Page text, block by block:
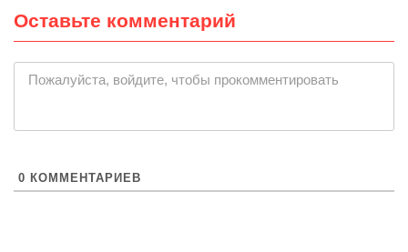
Оставьте комментарий
Пожалуйста, войдите, чтобы прокомментировать
0 КОММЕНТАРИЕВ